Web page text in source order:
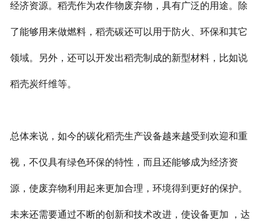
经济资源。稻壳作为农作物废弃物，具有广泛的用途。除
了能够用来做燃料，稻壳碳还可以用于防火、环保和其它
领域。另外，还可以开发出稻壳制成的新型材料，比如说
稻壳炭纤维等。
总体来说，如今的碳化稻壳生产设备越来越受到欢迎和重
视，不仅具有绿色环保的特性，而且还能够成为经济资
源，使废弃物利用起来更加合理，环境得到更好的保护。
未来还需要通过不断的创新和技术改进，使设备更加 ，达